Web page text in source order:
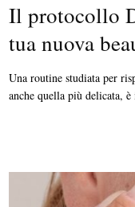
Il protocollo
tua nuova
Una routine studiata per
anche quella più delicata,